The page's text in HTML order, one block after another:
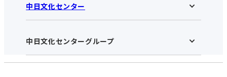
南大高中日文化センターHOME
お知らせ
アクセス･営業時間
お申し込みの流れ
入会と受講のご案内
中日文化センター
中日文化センターHOME
中日文化センターとは
受講規約・会員特典
中日文化センターグループ